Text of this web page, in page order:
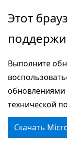
Пропустить
перейти
основному
содержимому
Этот
Выполните
обновлениями
технической
Скачать